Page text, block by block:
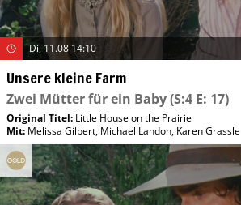
Di, 11.08 14:10
Unsere kleine Farm
Zwei Mütter für ein Baby(S:4 E: 17)
Original Titel: Little House on the Prairie
Mit: Melissa Gilbert, Michael Landon, Karen Grassle